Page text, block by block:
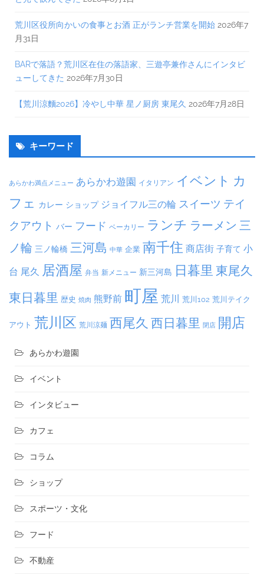
荒川区役所向かいの食事とお酒 正がランチ営業を開始 2026年7
月31日
BARで落語？荒川区在住の落語家、三遊亭兼作さんにインタビ
ューしてきた 2026年7月30日
【荒川涼麵2026】冷やし中華 星ノ厨房 東尾久 2026年7月28日
キーワード
あらかわ満点メニュー あらかわ遊園 イタリアン イベント カ
フェ カレー ショップ ジョイフル三の輪 スイーツ テイ
クアウト バー フード ベーカリー ランチ ラーメン 三
ノ輪 三ノ輪橋 三河島 中華 企業 南千住 商店街 子育て 小
台 尾久 居酒屋 弁当 新メニュー 新三河島 日暮里 東尾久
東日暮里 歴史 焼肉 熊野前 町屋 荒川 荒川102 荒川テイク
アウト 荒川区 荒川涼麺 西尾久 西日暮里 閉店 開店
あらかわ遊園
イベント
インタビュー
カフェ
コラム
ショップ
スポーツ・文化
フード
不動産